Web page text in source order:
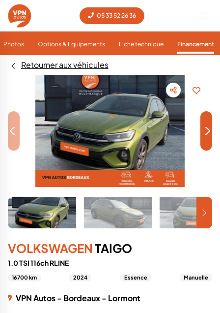
05 33 52 26 36
Photos Options & Equipements Fiche technique Financement
Retourner aux véhicules
< >
VOLKSWAGEN TAIGO
1.0 TSI 116ch RLINE
16700 km 2024 Essence Manuelle
VPN Autos - Bordeaux - Lormont